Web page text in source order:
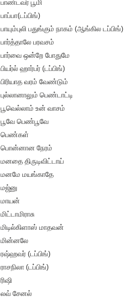
பாண்டவர் பூமி
பாப்பா(டப்பிங்)
பாயும்புலி பதுங்கும் நாகம் (ஆங்கில டப்பிங்)
பார்த்தாலே பரவசம்
பார்வை ஒன்றே போதுமே
பியர்ல் ஹார்பர் (டப்பிங்)
பிரியாத வரம் வேண்டும்
புல்லானாலும் பெண்டாட்டி
பூவெல்லாம் உன் வாசம்
பூவே பெண்பூவே
பெண்கள்
பொன்னான நேரம்
மனதை திருடிவிட்டாய்
மனமே மயங்காதே
மஜ்னு
மாயன்
மிட்டாமிராசு
மிடில்கிளாஸ் மாதவன்
மின்னலே
ரஷ்ஹவர் (டப்பிங்)
ராசநிலா (டப்பிங்)
ரிஷி
லவ் சேனல்